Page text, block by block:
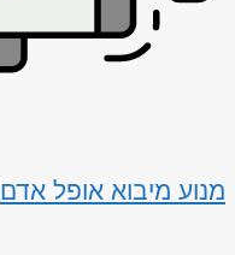
מנוע מיבוא אופל אדם